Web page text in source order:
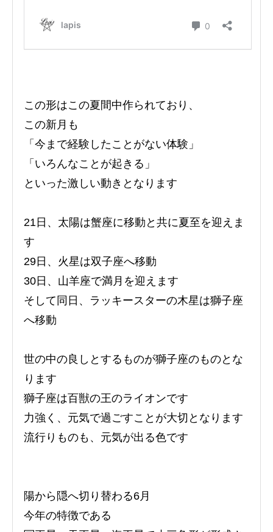
この形はこの夏間中作られており、
この新月も
「今まで経験したことがない体験」
「いろんなことが起きる」
といった激しい動きとなります
21日、太陽は蟹座に移動と共に夏至を迎えま
す
29日、火星は双子座へ移動
30日、山羊座で満月を迎えます
そして同日、ラッキースターの木星は獅子座
へ移動
世の中の良しとするものが獅子座のものとな
ります
獅子座は百獣の王のライオンです
力強く、元気で過ごすことが大切となります
流行りものも、元気が出る色です
陽から隠へ切り替わる6月
今年の特徴である